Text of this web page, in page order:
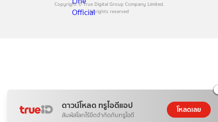
ดาวน์โหลด ทรูไอดีแอป
สัมผัสโลกไร้ขีดจำกัดกับทรูไอดี
โหลดเลย
Copyright © True Digital Group Company Limited.
All rights reserved